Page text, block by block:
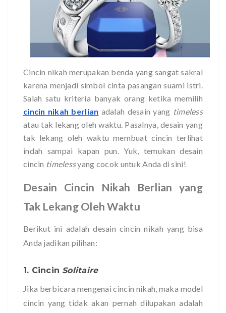
Cincin nikah merupakan benda yang sangat sakral
karena menjadi simbol cinta pasangan suami istri.
Salah satu kriteria banyak orang ketika memilih
cincin nikah berlian adalah desain yang timeless
atau tak lekang oleh waktu. Pasalnya, desain yang
tak lekang oleh waktu membuat cincin terlihat
indah sampai kapan pun. Yuk, temukan desain
cincin timelessyang cocok untuk Anda di sini!
Desain Cincin Nikah Berlian yang
Tak Lekang Oleh Waktu
Berikut ini adalah desain cincin nikah yang bisa
Anda jadikan pilihan:
1. Cincin Solitaire
Jika berbicara mengenai cincin nikah, maka model
cincin yang tidak akan pernah dilupakan adalah